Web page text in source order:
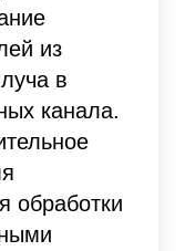
из
в
канала.
обработки